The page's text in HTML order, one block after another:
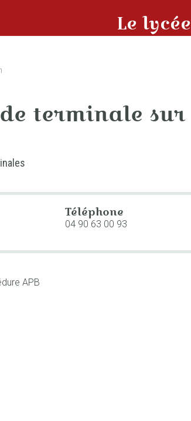
Le lycée
terminale sur
Téléphone
04 90 63 00 93
APB